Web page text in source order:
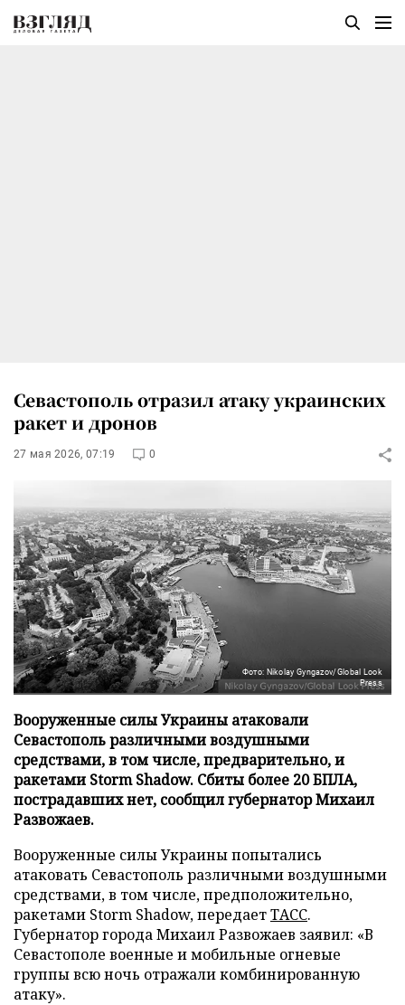
Севастополь отразил атаку украинских
ракет и дронов
27 мая 2026, 07:19 0
Фото: Nikolay Gyngazov/Global Look
Press
Вооруженные силы Украины атаковали
Севастополь различными воздушными
средствами, в том числе, предварительно, и
ракетами Storm Shadow. Сбиты более 20 БПЛА,
пострадавших нет, сообщил губернатор Михаил
Развожаев.
Вооруженные силы Украины попытались
атаковать Севастополь различными воздушными
средствами, в том числе, предположительно,
ракетами Storm Shadow, передаетТАСС.
Губернатор города Михаил Развожаев заявил: «В
Севастополе военные и мобильные огневые
группы всю ночь отражали комбинированную
атаку».